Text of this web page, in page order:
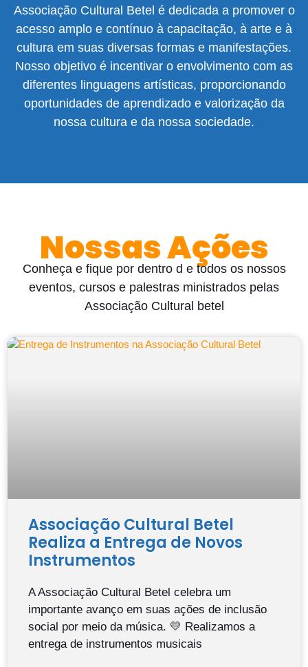
Associação Cultural Betel é dedicada a promover o
acesso amplo e contínuo à capacitação, à arte e à
cultura em suas diversas formas e manifestações.
Nosso objetivo é incentivar o envolvimento com as
diferentes linguagens artísticas, proporcionando
oportunidades de aprendizado e valorização da
nossa cultura e da nossa sociedade.
Nossas Ações
Conheça e fique por dentro d e todos os nossos
eventos, cursos e palestras ministrados pelas
Associação Cultural betel
Associação Cultural Betel
Realiza a Entrega de Novos
Instrumentos
A Associação Cultural Betel celebra um
importante avanço em suas ações de inclusão
social por meio da música. 💛 Realizamos a
entrega de instrumentos musicais